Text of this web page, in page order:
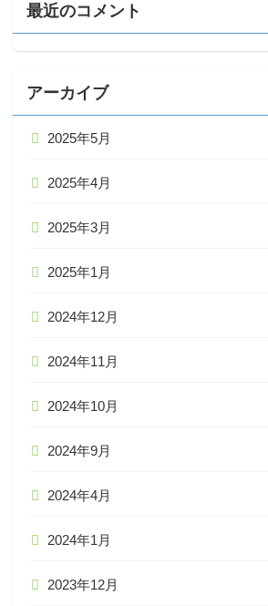
最近のコメント
アーカイブ
2025年5月
2025年4月
2025年3月
2025年1月
2024年12月
2024年11月
2024年10月
2024年9月
2024年4月
2024年1月
2023年12月